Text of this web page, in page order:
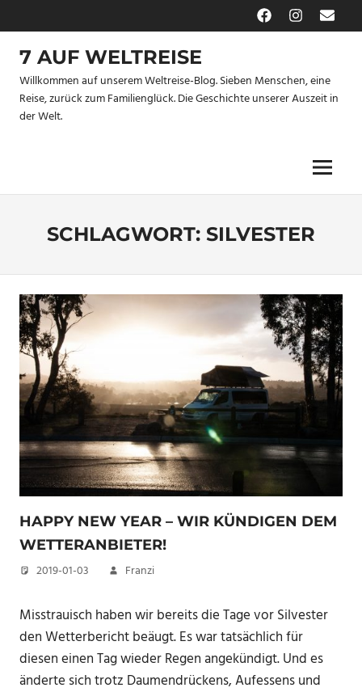
Inhalt
springen
FacebookInstagram
E-
Mail
7 AUF WELTREISE
Willkommen auf unserem Weltreise-Blog. Sieben Menschen, eine
Reise, zurück zum Familienglück. Die Geschichte unserer Auszeit in
der Welt.
Menu
SCHLAGWORT: SILVESTER
HAPPY NEW YEAR – WIR KÜNDIGEN DEM
WETTERANBIETER!
2019-01-03 Franzi
Misstrauisch haben wir bereits die Tage vor Silvester
den Wetterbericht beäugt. Es war tatsächlich für
diesen einen Tag wieder Regen angekündigt. Und es
änderte sich trotz Daumendrückens, Aufessens und